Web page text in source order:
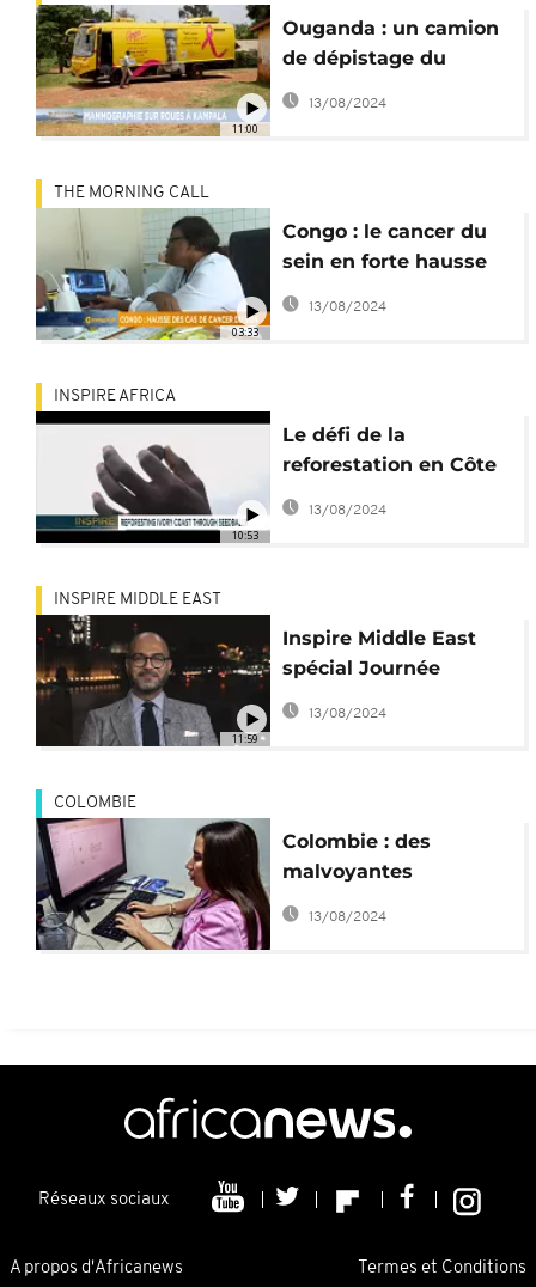
11:00
Ouganda : un camion
de dépistage du
cancer du sein [Inspire
Africa]
13/08/2024
03:33
THE MORNING CALL
Congo : le cancer du
sein en forte hausse
[Grand Angle]
13/08/2024
10:53
INSPIRE AFRICA
Le défi de la
reforestation en Côte
d'Ivoire [Inspire Africa]
13/08/2024
11:59
INSPIRE MIDDLE EAST
Inspire Middle East
spécial Journée
internationale des
femmes au Moyen
13/08/2024
COLOMBIE
Colombie : des
malvoyantes
détectent des cancers
13/08/2024
Réseaux sociaux
A propos d'Africanews Termes et Conditions